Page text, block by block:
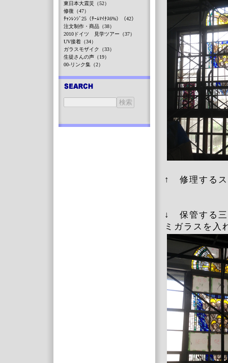
↑ 修理する
↓ 保管する三
ミガラスを
東日本大震災（52）
修復（47）
ﾁｬﾝﾚﾝｼﾞ25（ﾁｰﾑﾏｲﾅｽ6%）（42）
注文制作・商品（38）
2010ドイツ 見学ツアー（37）
UV接着（34）
ガラスモザイク（33）
生徒さんの声（19）
00-リンク集（2）